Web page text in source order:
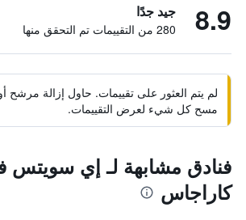
8.9 جيد جدًا
280 من التقييمات تم التحقق منها
لم يتم العثور على تقييمات. حاول إزالة مرشح
مسح كل شيء لعرض التقييمات.
فنادق مشابهة لـ إي
كاراجاس